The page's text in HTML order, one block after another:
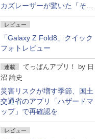
カズレーザーが驚いた「そば
屋のメニュー並みの薄さ」
レビュー
「Galaxy Z Fold8」クイック
フォトレビュー
連載 てっぱんアプリ！ by 日
沼 諭史
災害リスクが増す季節、国土
交通省のアプリ「ハザードマ
ップ」で再確認を
レビュー